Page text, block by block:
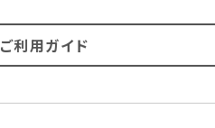
ご利用ガイド